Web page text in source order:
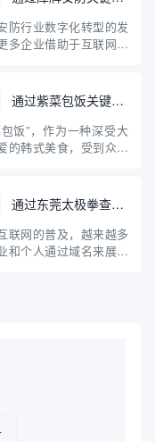
术是识别和防范此类威
键工具。本文将详细介
域名的原理、危害、
防行业数字化转型的发
多企业借助于互联网进
受到行业关注。本文梳
“库牌安防”关键词在主
检索得到的相关域名，
防公司为何重视域名布
通过紫菜包饭关键词查询到的域名
饭”，作为一种深受大
的韩式美食，受到众多
网上可以查询到的相关
并对“紫菜包饭”这一美
专业科普，涵盖其起
作方法、营养价值及与
通过东莞太极拳查询域名
联网的普及，越来越多
和个人通过域名来展示